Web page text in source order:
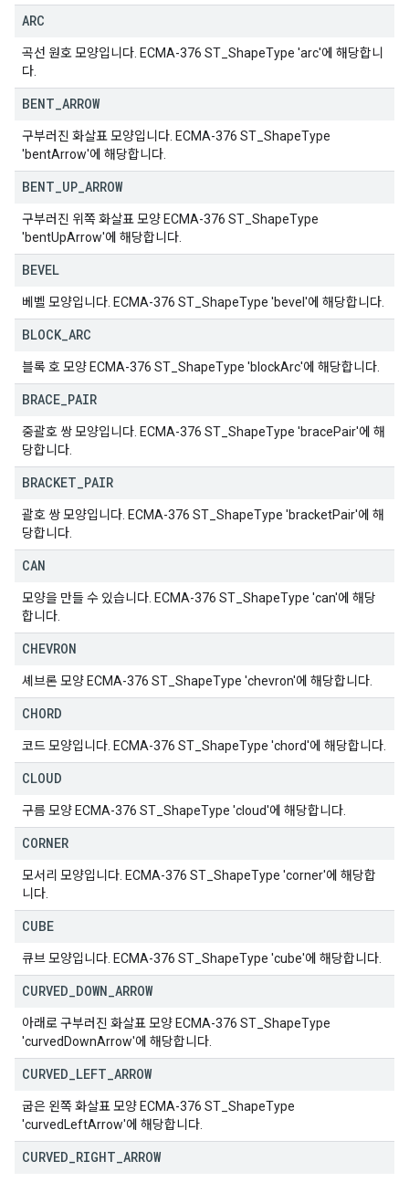
ARC
곡선 원호 모양입니다. ECMA-376 ST_ShapeType 'arc'에 해당합니
다.
BENT ARROW
구부러진 화살표 모양입니다. ECMA-376 ST_ShapeType
'bentArrow'에 해당합니다.
BENT UP ARROW
구부러진 위쪽 화살표 모양 ECMA-376 ST_ShapeType
'bentUpArrow'에 해당합니다.
BEVEL
베벨 모양입니다. ECMA-376 ST_ShapeType 'bevel'에 해당합니다.
BLOCK ARC
블록 호 모양 ECMA-376 ST_ShapeType 'blockArc'에 해당합니다.
BRACE PAIR
중괄호 쌍 모양입니다. ECMA-376 ST_ShapeType 'bracePair'에 해
당합니다.
BRACKET PAIR
괄호 쌍 모양입니다. ECMA-376 ST_ShapeType 'bracketPair'에 해
당합니다.
CAN
모양을 만들 수 있습니다. ECMA-376 ST_ShapeType 'can'에 해당
합니다.
CHEVRON
셰브론 모양 ECMA-376 ST_ShapeType 'chevron'에 해당합니다.
CHORD
코드 모양입니다. ECMA-376 ST_ShapeType 'chord'에 해당합니다.
CLOUD
구름 모양 ECMA-376 ST_ShapeType 'cloud'에 해당합니다.
CORNER
모서리 모양입니다. ECMA-376 ST_ShapeType 'corner'에 해당합
니다.
CUBE
큐브 모양입니다. ECMA-376 ST_ShapeType 'cube'에 해당합니다.
CURVED DOWN ARROW
아래로 구부러진 화살표 모양 ECMA-376 ST_ShapeType
'curvedDownArrow'에 해당합니다.
CURVED LEFT ARROW
굽은 왼쪽 화살표 모양 ECMA-376 ST_ShapeType
'curvedLeftArrow'에 해당합니다.
CURVED RIGHT ARROW